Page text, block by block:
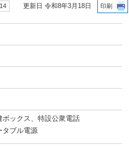
更新日 令和8年3月18日 印刷
ックス、特設公衆電話
タブル電源